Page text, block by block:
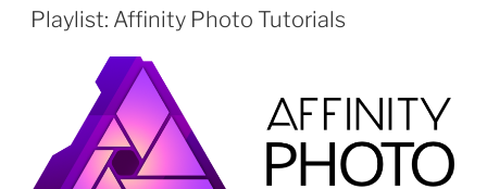
AM
Playlist: Affinity Photo Tutorials